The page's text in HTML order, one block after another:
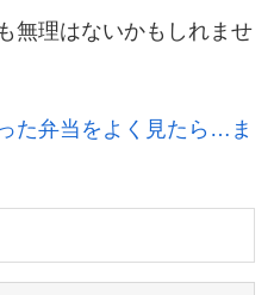
無理はないかもしれませ
た弁当をよく見たら…ま